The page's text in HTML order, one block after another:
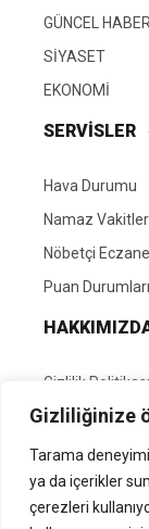
Gizliliğinize
Tarama
ya da içerikler
çerezleri
GÜNCEL
SİYASET
EKONOMİ
SERVİSLER
Hava Durumu
Namaz
Nöbetçi
Puan Durumları
Gizlilik Politikası
GÖNÜLLÜ
Tüm Hakları